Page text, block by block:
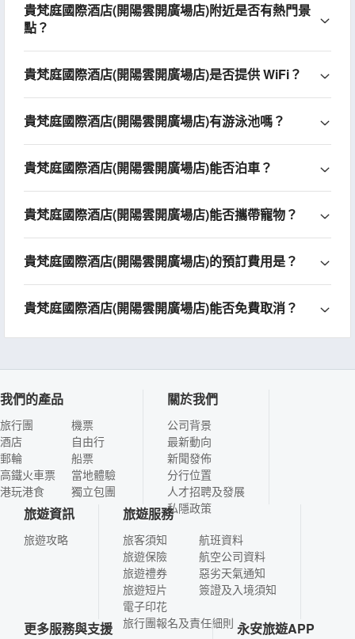
貴梵庭國際酒店(開陽雲開廣場店)附近是否有熱門景
點？
貴梵庭國際酒店(開陽雲開廣場店)是否提供 WiFi？
貴梵庭國際酒店(開陽雲開廣場店)有游泳池嗎？
貴梵庭國際酒店(開陽雲開廣場店)能否泊車？
貴梵庭國際酒店(開陽雲開廣場店)能否攜帶寵物？
貴梵庭國際酒店(開陽雲開廣場店)的預訂費用是？
貴梵庭國際酒店(開陽雲開廣場店)能否免費取消？
我們的產品
旅行團
酒店
郵輪
高鐵火車票
港玩港食
機票
自由行
船票
當地體驗
獨立包團
關於我們
公司背景
最新動向
新聞發佈
分行位置
人才招聘及發展
私隱政策
旅遊資訊
旅遊攻略
旅遊服務
旅客須知
旅遊保險
旅遊禮券
旅遊短片
電子印花
航班資料
航空公司資料
惡劣天氣通知
簽證及入境須知
旅行團報名及責任細則
更多服務與支援 永安旅遊APP